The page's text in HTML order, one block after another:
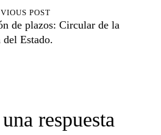
POST
de plazos: Circular de la
del Estado.
respuesta